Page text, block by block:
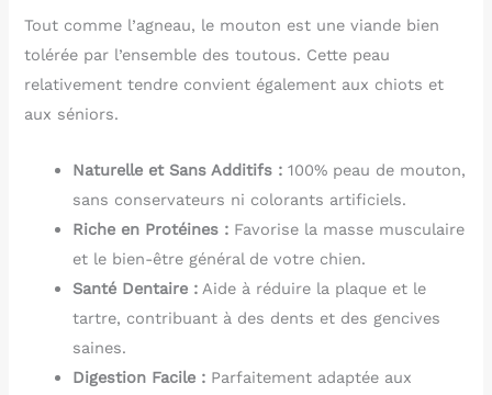
Tout comme l’agneau, le mouton est une viande bien
tolérée par l’ensemble des toutous. Cette peau
relativement tendre convient également aux chiots et
aux séniors.
Naturelle et Sans Additifs : 100% peau de mouton,
sans conservateurs ni colorants artificiels.
Riche en Protéines : Favorise la masse musculaire
et le bien-être général de votre chien.
Santé Dentaire : Aide à réduire la plaque et le
tartre, contribuant à des dents et des gencives
saines.
Digestion Facile : Parfaitement adaptée aux